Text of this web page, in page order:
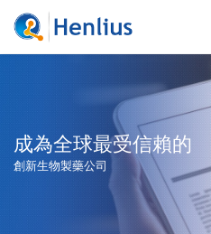
成為全球最受信賴的
創新生物製藥公司